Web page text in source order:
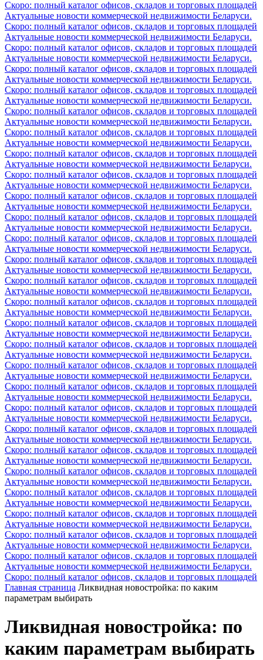
Скоро: полный каталог офисов, складов и торговых площадей
Актуальные новости коммерческой недвижимости Беларуси.
Скоро: полный каталог офисов, складов и торговых площадей
Актуальные новости коммерческой недвижимости Беларуси.
Скоро: полный каталог офисов, складов и торговых площадей
Актуальные новости коммерческой недвижимости Беларуси.
Скоро: полный каталог офисов, складов и торговых площадей
Актуальные новости коммерческой недвижимости Беларуси.
Скоро: полный каталог офисов, складов и торговых площадей
Актуальные новости коммерческой недвижимости Беларуси.
Скоро: полный каталог офисов, складов и торговых площадей
Актуальные новости коммерческой недвижимости Беларуси.
Скоро: полный каталог офисов, складов и торговых площадей
Актуальные новости коммерческой недвижимости Беларуси.
Скоро: полный каталог офисов, складов и торговых площадей
Актуальные новости коммерческой недвижимости Беларуси.
Скоро: полный каталог офисов, складов и торговых площадей
Актуальные новости коммерческой недвижимости Беларуси.
Скоро: полный каталог офисов, складов и торговых площадей
Актуальные новости коммерческой недвижимости Беларуси.
Скоро: полный каталог офисов, складов и торговых площадей
Актуальные новости коммерческой недвижимости Беларуси.
Скоро: полный каталог офисов, складов и торговых площадей
Актуальные новости коммерческой недвижимости Беларуси.
Скоро: полный каталог офисов, складов и торговых площадей
Актуальные новости коммерческой недвижимости Беларуси.
Скоро: полный каталог офисов, складов и торговых площадей
Актуальные новости коммерческой недвижимости Беларуси.
Скоро: полный каталог офисов, складов и торговых площадей
Актуальные новости коммерческой недвижимости Беларуси.
Скоро: полный каталог офисов, складов и торговых площадей
Актуальные новости коммерческой недвижимости Беларуси.
Скоро: полный каталог офисов, складов и торговых площадей
Актуальные новости коммерческой недвижимости Беларуси.
Скоро: полный каталог офисов, складов и торговых площадей
Актуальные новости коммерческой недвижимости Беларуси.
Скоро: полный каталог офисов, складов и торговых площадей
Актуальные новости коммерческой недвижимости Беларуси.
Скоро: полный каталог офисов, складов и торговых площадей
Актуальные новости коммерческой недвижимости Беларуси.
Скоро: полный каталог офисов, складов и торговых площадей
Актуальные новости коммерческой недвижимости Беларуси.
Скоро: полный каталог офисов, складов и торговых площадей
Актуальные новости коммерческой недвижимости Беларуси.
Скоро: полный каталог офисов, складов и торговых площадей
Актуальные новости коммерческой недвижимости Беларуси.
Скоро: полный каталог офисов, складов и торговых площадей
Актуальные новости коммерческой недвижимости Беларуси.
Скоро: полный каталог офисов, складов и торговых площадей
Актуальные новости коммерческой недвижимости Беларуси.
Скоро: полный каталог офисов, складов и торговых площадей
Актуальные новости коммерческой недвижимости Беларуси.
Скоро: полный каталог офисов, складов и торговых площадей
Актуальные новости коммерческой недвижимости Беларуси.
Скоро: полный каталог офисов, складов и торговых площадей
Главная страница Ликвидная новостройка: по каким
параметрам выбирать
Ликвидная новостройка: по
каким параметрам выбирать